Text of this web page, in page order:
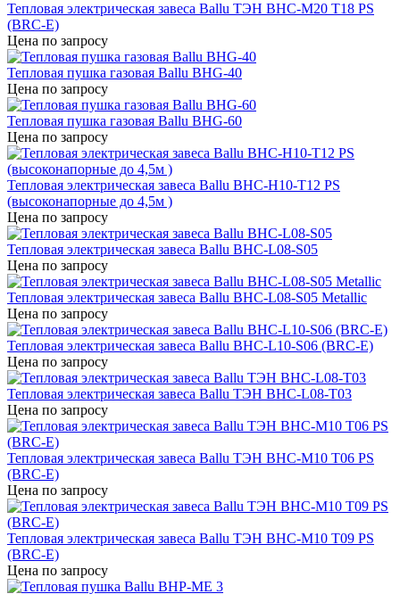
Тепловая электрическая завеса Ballu ТЭН BHC-M20 T18 PS
(BRC-E)
Цена по запросу
Тепловая пушка газовая Ballu BHG-40
Цена по запросу
Тепловая пушка газовая Ballu BHG-60
Цена по запросу
Тепловая электрическая завеса Ballu BHC-H10-T12 PS
(высоконапорные до 4,5м )
Цена по запросу
Тепловая электрическая завеса Ballu BHC-L08-S05
Цена по запросу
Тепловая электрическая завеса Ballu BHC-L08-S05 Metallic
Цена по запросу
Тепловая электрическая завеса Ballu BHC-L10-S06 (BRC-E)
Цена по запросу
Тепловая электрическая завеса Ballu ТЭН BHC-L08-T03
Цена по запросу
Тепловая электрическая завеса Ballu ТЭН BHC-M10 T06 PS
(BRC-E)
Цена по запросу
Тепловая электрическая завеса Ballu ТЭН BHC-M10 T09 PS
(BRC-E)
Цена по запросу